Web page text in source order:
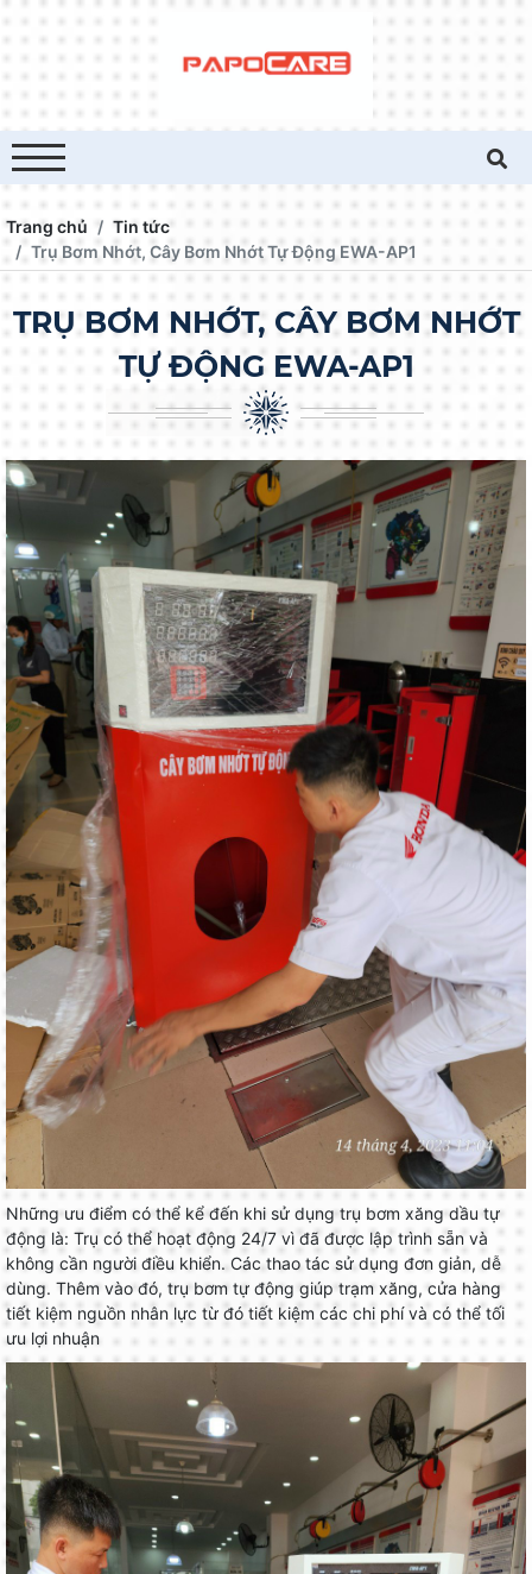
Trang chủ
Tin tức
Trụ Bơm Nhớt, Cây Bơm Nhớt Tự Động EWA-AP1
TRỤ BƠM NHỚT, CÂY BƠM NHỚT
TỰ ĐỘNG EWA-AP1
Những ưu điểm có thể kể đến khi sử dụng trụ bơm xăng dầu tự
động là: Trụ có thể hoạt động 24/7 vì đã được lập trình sẵn và
không cần người điều khiển. Các thao tác sử dụng đơn giản, dễ
dùng. Thêm vào đó, trụ bơm tự động giúp trạm xăng, cửa hàng
tiết kiệm nguồn nhân lực từ đó tiết kiệm các chi phí và có thể tối
ưu lợi nhuận